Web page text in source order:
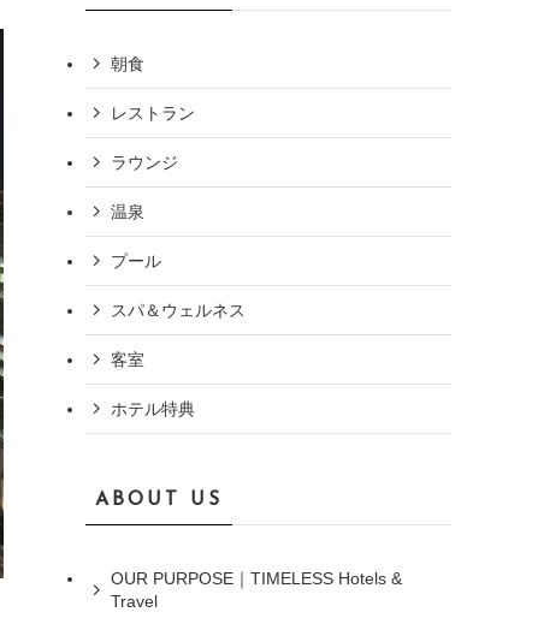
朝食
レストラン
ラウンジ
温泉
プール
スパ＆ウェルネス
客室
ホテル特典
ABOUT US
OUR PURPOSE｜TIMELESS Hotels &
Travel